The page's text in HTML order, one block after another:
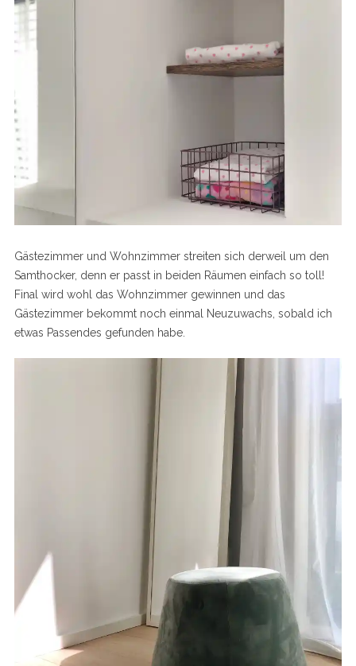
Gästezimmer und Wohnzimmer streiten sich derweil um den
Samthocker, denn er passt in beiden Räumen einfach so toll!
Final wird wohl das Wohnzimmer gewinnen und das
Gästezimmer bekommt noch einmal Neuzuwachs, sobald ich
etwas Passendes gefunden habe.